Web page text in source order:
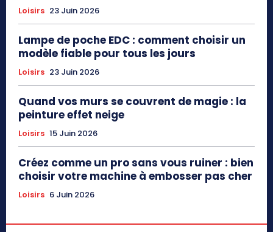
Loisirs 23 Juin 2026
Lampe de poche EDC : comment choisir un
modèle fiable pour tous les jours
Loisirs 23 Juin 2026
Quand vos murs se couvrent de magie : la
peinture effet neige
Loisirs 15 Juin 2026
Créez comme un pro sans vous ruiner : bien
choisir votre machine à embosser pas cher
Loisirs 6 Juin 2026